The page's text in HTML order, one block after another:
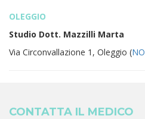
OLEGGIO
Studio Dott. Mazzilli Marta
Via Circonvallazione 1, Oleggio (NO
CONTATTA IL MEDICO